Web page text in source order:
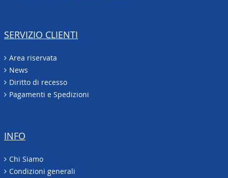
SERVIZIO CLIENTI
Area riservata
News
Diritto di recesso
Pagamenti e Spedizioni
INFO
Chi Siamo
Condizioni generali